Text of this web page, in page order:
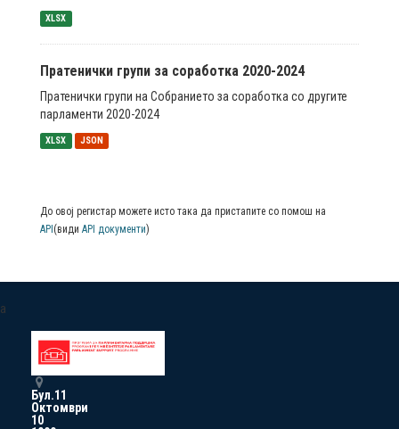
XLSX
Пратенички групи за соработка 2020-2024
Пратенички групи на Собранието за соработка со другите
парламенти 2020-2024
XLSX JSON
До овој регистар можете исто така да пристапите со помош на
API (види API документи)
a
Бул.11
Октомври
10